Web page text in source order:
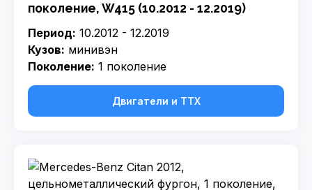
поколение, W415 (10.2012 - 12.2019)
Период: 10.2012 - 12.2019
Кузов: минивэн
Поколение: 1 поколение
Двигатели и ТТХ